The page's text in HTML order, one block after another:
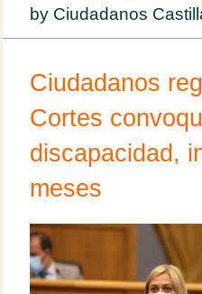
by Ciudadanos
Ciudadanos
Cortes
discapacidad,
meses